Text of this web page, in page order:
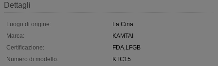
Dettagli
Luogo di origine:
La Cina
Marca:
KAMTAI
Certificazione:
FDA,LFGB
Numero di modello:
KTC15